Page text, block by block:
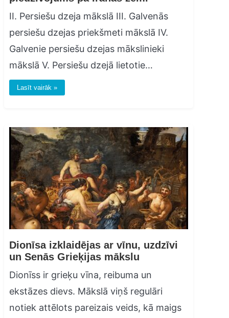
II. Persiešu dzeja mākslā III. Galvenās
persiešu dzejas priekšmeti mākslā IV.
Galvenie persiešu dzejas mākslinieki
mākslā V. Persiešu dzejā lietotie…
Lasīt vairāk »
Dionīsa izklaidējas ar vīnu, uzdzīvi
un Senās Grieķijas mākslu
Dionīss ir grieķu vīna, reibuma un
ekstāzes dievs. Mākslā viņš regulāri
notiek attēlots pareizais veids, kā maigs